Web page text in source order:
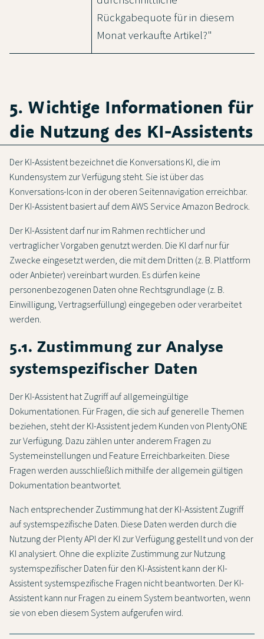
Rückgabequote für in diesem
Monat verkaufte Artikel?"
5. Wichtige Informationen für
die Nutzung des KI-Assistents
Der KI-Assistent bezeichnet die Konversations KI, die im
Kundensystem zur Verfügung steht. Sie ist über das
Konversations-Icon in der oberen Seitennavigation erreichbar.
Der KI-Assistent basiert auf dem AWS Service Amazon Bedrock.
Der KI-Assistent darf nur im Rahmen rechtlicher und
vertraglicher Vorgaben genutzt werden. Die KI darf nur für
Zwecke eingesetzt werden, die mit dem Dritten (z. B. Plattform
oder Anbieter) vereinbart wurden. Es dürfen keine
personenbezogenen Daten ohne Rechtsgrundlage (z. B.
Einwilligung, Vertragserfüllung) eingegeben oder verarbeitet
werden.
5.1. Zustimmung zur Analyse
systemspezifischer Daten
Der KI-Assistent hat Zugriff auf allgemeingültige
Dokumentationen. Für Fragen, die sich auf generelle Themen
beziehen, steht der KI-Assistent jedem Kunden von PlentyONE
zur Verfügung. Dazu zählen unter anderem Fragen zu
Systemeinstellungen und Feature Erreichbarkeiten. Diese
Fragen werden ausschließlich mithilfe der allgemein gültigen
Dokumentation beantwortet.
Nach entsprechender Zustimmung hat der KI-Assistent Zugriff
auf systemspezifische Daten. Diese Daten werden durch die
Nutzung der Plenty API der KI zur Verfügung gestellt und von der
KI analysiert. Ohne die explizite Zustimmung zur Nutzung
systemspezifischer Daten für den KI-Assistent kann der KI-
Assistent systemspezifische Fragen nicht beantworten. Der KI-
Assistent kann nur Fragen zu einem System beantworten, wenn
sie von eben diesem System aufgerufen wird.